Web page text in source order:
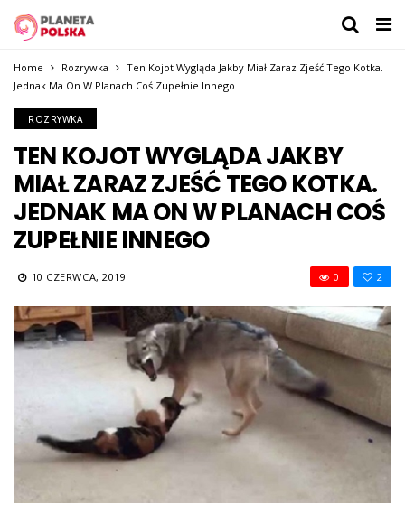
Home Rozrywka
Ten Kojot Wygląda Jakby Miał Zaraz Zjeść Tego Kotka.
Jednak Ma On W Planach Coś Zupełnie Innego
ROZRYWKA
TEN KOJOT WYGLĄDA JAKBY
MIAŁ ZARAZ ZJEŚĆ TEGO KOTKA.
JEDNAK MA ON W PLANACH COŚ
ZUPEŁNIE INNEGO
10 CZERWCA, 2019 2
0